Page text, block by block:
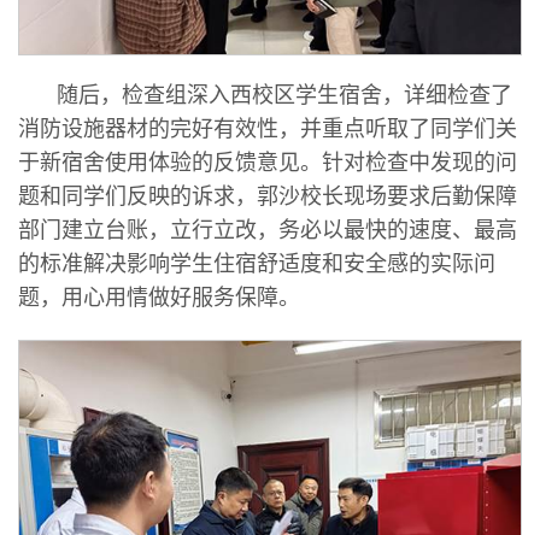
随后，检查组深入西校区学生宿舍，详细检查了
消防设施器材的完好有效性，并重点听取了同学们关
于新宿舍使用体验的反馈意见。针对检查中发现的问
题和同学们反映的诉求，郭沙校长现场要求后勤保障
部门建立台账，立行立改，务必以最快的速度、最高
的标准解决影响学生住宿舒适度和安全感的实际问
题，用心用情做好服务保障。